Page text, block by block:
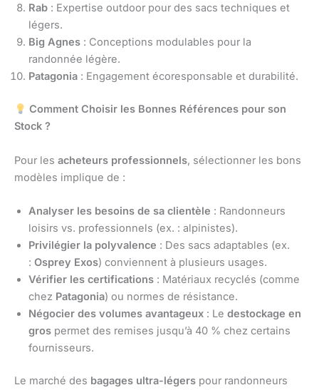
Rab : Expertise outdoor pour des sacs techniques et
légers.
Big Agnes : Conceptions modulables pour la
randonnée légère.
Patagonia : Engagement écoresponsable et durabilité.
Comment Choisir les Bonnes Références pour son
Stock ?
Pour les acheteurs professionnels, sélectionner les bons
modèles implique de :
Analyser les besoins de sa clientèle : Randonneurs
loisirs vs. professionnels (ex. : alpinistes).
Privilégier la polyvalence : Des sacs adaptables (ex.
: Osprey Exos) conviennent à plusieurs usages.
Vérifier les certifications : Matériaux recyclés (comme
chez Patagonia) ou normes de résistance.
Négocier des volumes avantageux : Le destockage en
gros permet des remises jusqu’à 40 % chez certains
fournisseurs.
Le marché des bagages ultra-légers pour randonneurs